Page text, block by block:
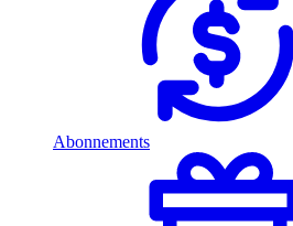
Abonnements